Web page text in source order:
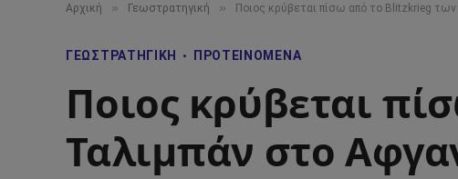
Αρχική » Γεωστρατηγική » Ποιος κρύβεται πίσω από το Blitzkrieg
ΓΕΩΣΤΡΑΤΗΓΙΚΉ ΠΡΟΤΕΙΝΌΜΕΝΑ
Ποιος κρύβεται
Ταλιμπάν στο